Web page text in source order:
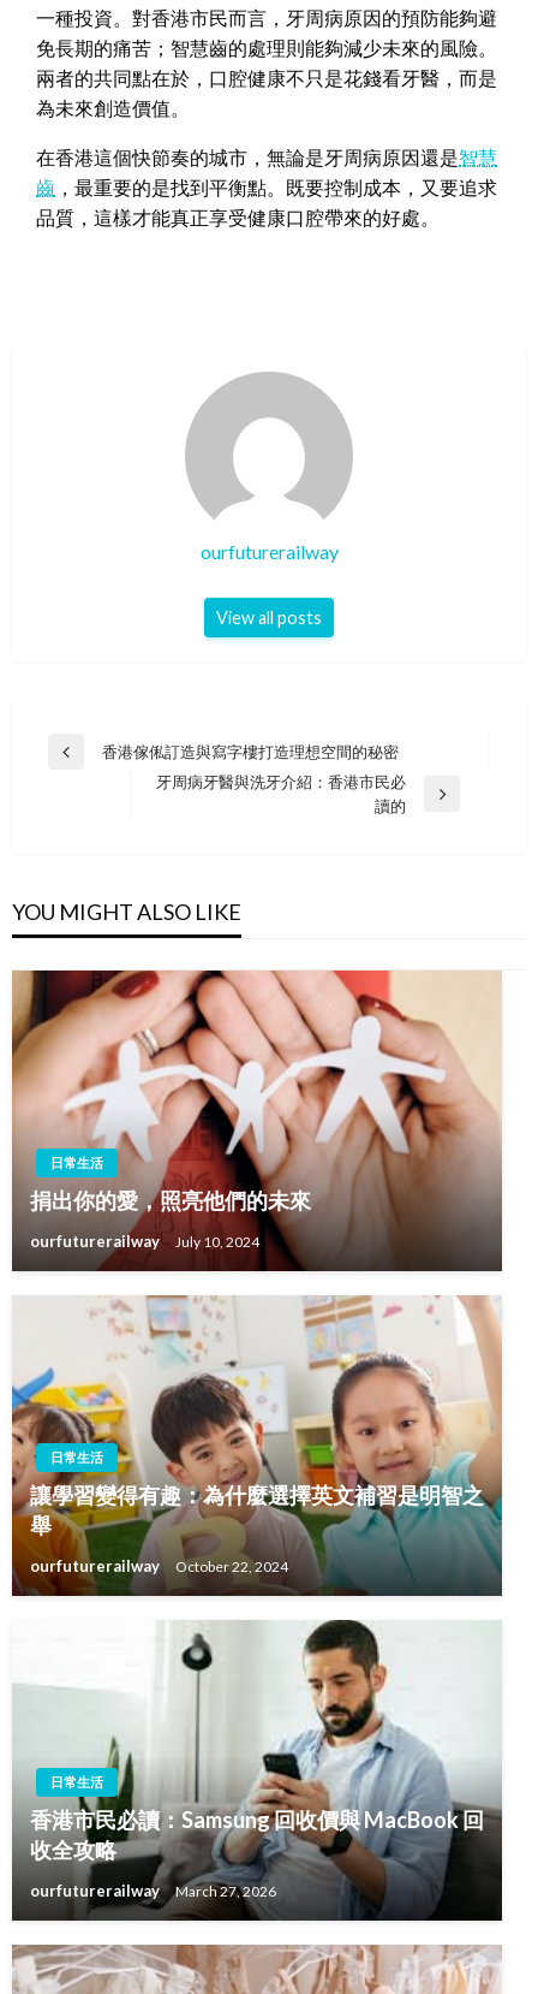
一種投資。對香港市民而言，牙周病原因的預防能夠避
免長期的痛苦；智慧齒的處理則能夠減少未來的風險。
兩者的共同點在於，口腔健康不只是花錢看牙醫，而是
為未來創造價值。
在香港這個快節奏的城市，無論是牙周病原因還是智慧
齒 ，最重要的是找到平衡點。既要控制成本，又要追求
品質，這樣才能真正享受健康口腔帶來的好處。
ourfuturerailway
View all posts
Post
navigation
Previous
香港傢俬訂造與寫字樓打造理想空間的秘密
牙周病牙醫與洗牙介紹：香港市民必
讀的
YOU MIGHT ALSO LIKE
日常生活
捐出你的愛，照亮他們的未來
ourfuturerailway July 10, 2024
日常生活
讓學習變得有趣：為什麼選擇英文補習是明智之
舉
ourfuturerailway October 22, 2024
日常生活
香港市民必讀：Samsung 回收價與 MacBook 回
收全攻略
ourfuturerailway March 27, 2026